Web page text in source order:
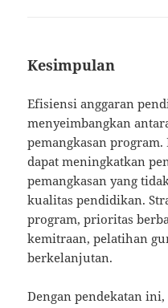
Kesimpulan
Efisiensi anggaran
menyeimbangkan
pemangkasan
dapat meningkatkan
pemangkasan yang
kualitas pendidikan.
program, prioritas
kemitraan, pelatihan
berkelanjutan.
Dengan pendekatan